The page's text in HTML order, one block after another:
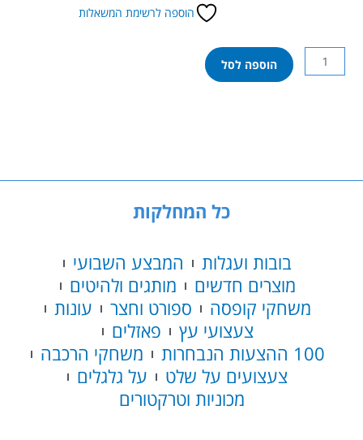
הוספה לרשימת המשאלות
כמות
של
מקלארן
הוספה לסל
כל המחלקות
בובות ועגלות
המבצע השבועי
מוצרים חדשים
מותגים ולהיטים
משחקי קופסה
ספורט וחצר
עונות
צעצועי עץ
פאזלים
100 ההצעות הנבחרות
משחקי הרכבה
צעצועים על שלט
על גלגלים
מכוניות וטרקטורים